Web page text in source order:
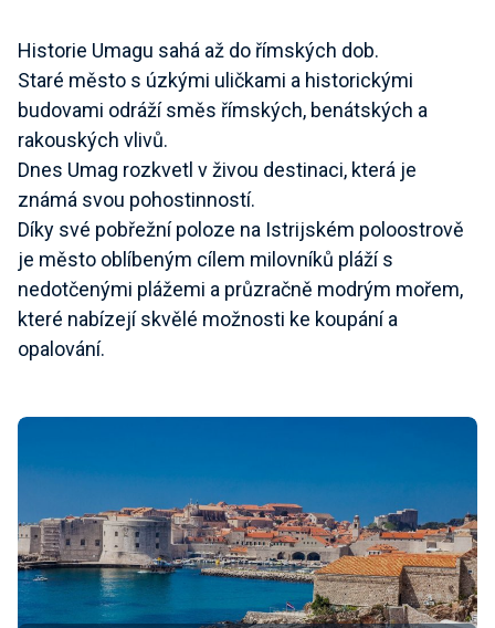
Historie Umagu sahá až do římských dob.
Staré město s úzkými uličkami a historickými
budovami odráží směs římských, benátských a
rakouských vlivů.
Dnes Umag rozkvetl v živou destinaci, která je
známá svou pohostinností.
Díky své pobřežní poloze na Istrijském poloostrově
je město oblíbeným cílem milovníků pláží s
nedotčenými plážemi a průzračně modrým mořem,
které nabízejí skvělé možnosti ke koupání a
opalování.